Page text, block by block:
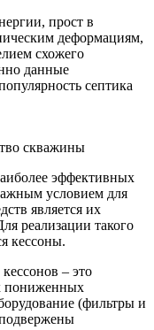
прост в
деформациям,
схожего
данные
септика
скважины
эффективных
условием для
является их
реализации такого
кессоны.
– это
пониженных
(фильтры и